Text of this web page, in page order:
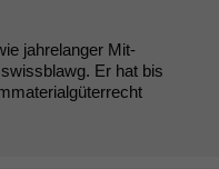
jahrelanger Mit-
Er hat bis